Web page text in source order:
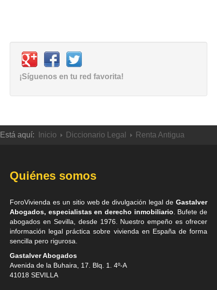
¡Síguenos en tu red favorita!
Está aquí: Inicio Diccionario Legal Renta Antigua
Quiénes somos
ForoVivienda es un sitio web de divulgación legal de Gastalver
Abogados, especialistas en derecho inmobiliario . Bufete de
abogados en Sevilla , desde 1976. Nuestro empeño es ofrecer
información legal práctica sobre vivienda en España de forma
sencilla pero rigurosa.
Gastalver Abogados
Avenida de la Buhaira, 17. Blq. 1. 4º-A
41018 SEVILLA